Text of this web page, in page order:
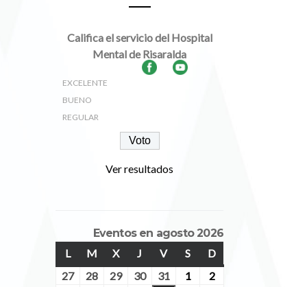
Califica el servicio del Hospital
Mental de Risaralda
EXCELENTE
BUENO
REGULAR
Ver resultados
Eventos en agosto 2026
LLUNES
M MARTES
XMIÉRCOLES
J JUEVES
VVIERNES
SSÁBADO
DDOMINGO
27julio
28 julio
29julio
30julio
31 julio
1agosto
2agosto